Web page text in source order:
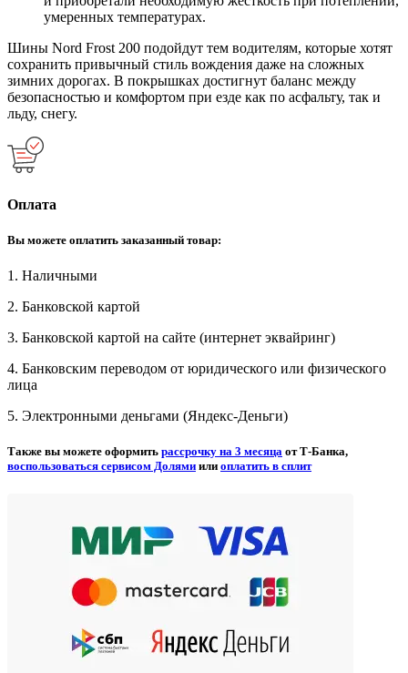
умеренных температурах.
Шины Nord Frost 200 подойдут тем водителям, которые хотят
сохранить привычный стиль вождения даже на сложных
зимних дорогах. В покрышках достигнут баланс между
безопасностью и комфортом при езде как по асфальту, так и
льду, снегу.
Оплата
Вы можете оплатить заказанный товар:
1. Наличными
2. Банковской картой
3. Банковской картой на сайте (интернет эквайринг)
4. Банковским переводом от юридического или физического
лица
5. Электронными деньгами (Яндекс-Деньги)
Также вы можете оформить рассрочку на 3 месяца от Т-Банка,
воспользоваться сервисом Долями или оплатить в сплит